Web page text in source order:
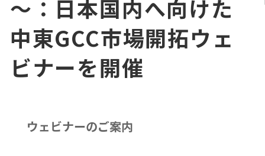
～：日本国内へ向けた
中東GCC市場開拓ウェ
ビナーを開催
ウェビナーのご案内